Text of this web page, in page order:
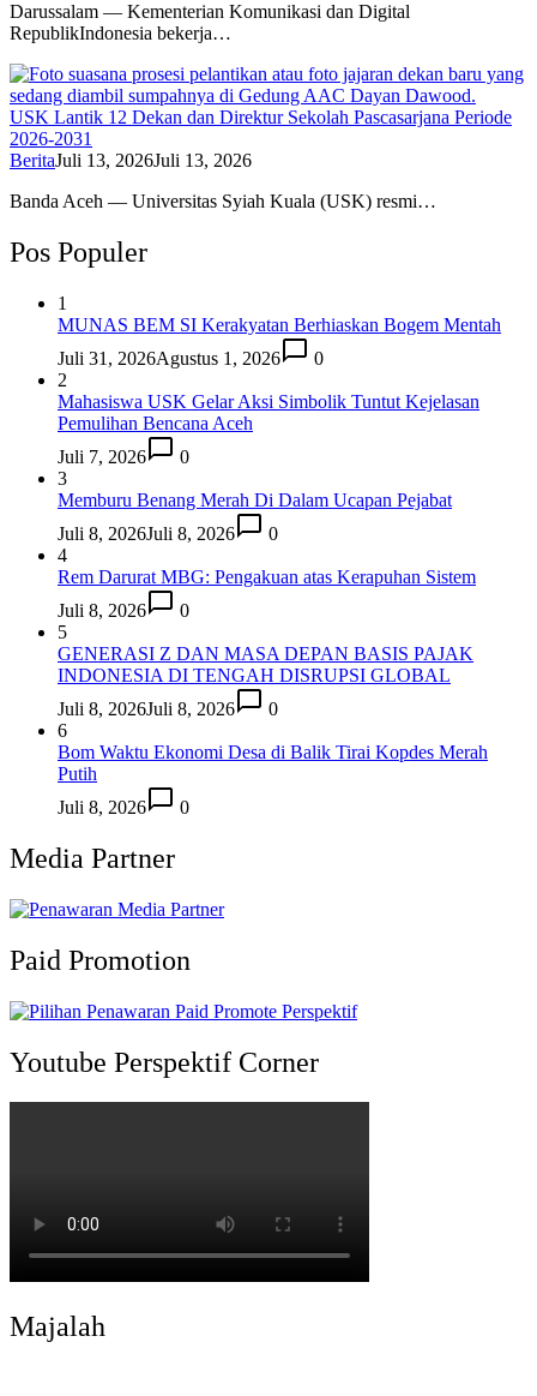
Darussalam — Kementerian Komunikasi dan Digital
RepublikIndonesia bekerja…
USK Lantik 12 Dekan dan Direktur Sekolah Pascasarjana Periode
2026-2031
BeritaJuli 13, 2026Juli 13, 2026
Banda Aceh — Universitas Syiah Kuala (USK) resmi…
Pos Populer
1
MUNAS BEM SI Kerakyatan Berhiaskan Bogem Mentah
Juli 31, 2026Agustus 1, 2026
0
2
Mahasiswa USK Gelar Aksi Simbolik Tuntut Kejelasan
Pemulihan Bencana Aceh
Juli 7, 2026
0
3
Memburu Benang Merah Di Dalam Ucapan Pejabat
Juli 8, 2026Juli 8, 2026
0
4
Rem Darurat MBG: Pengakuan atas Kerapuhan Sistem
Juli 8, 2026
0
5
GENERASI Z DAN MASA DEPAN BASIS PAJAK
INDONESIA DI TENGAH DISRUPSI GLOBAL
Juli 8, 2026Juli 8, 2026
0
6
Bom Waktu Ekonomi Desa di Balik Tirai Kopdes Merah
Putih
Juli 8, 2026
0
Media Partner
Paid Promotion
Youtube Perspektif Corner
Majalah